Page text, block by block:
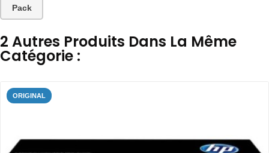
Pack
2 Autres Produits Dans La Même
Catégorie :
ORIGINAL